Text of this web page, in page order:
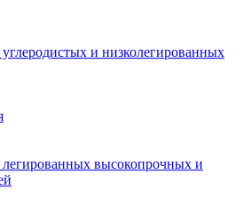
и низколегированных
высокопрочных и